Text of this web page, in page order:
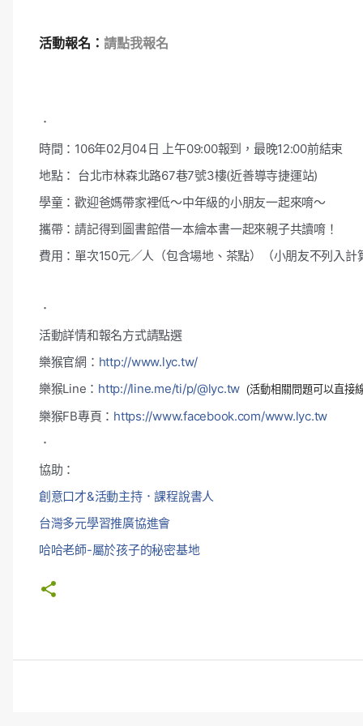
活動報名： 請點我報名
．
時間：106年02月04日 上午09:00報到，最晚12:00前結束
地點： 台北市林森北路67巷7號3樓(近善導寺捷運站)
學童：歡迎爸媽帶家裡低～中年級的小朋友一起來唷～
攜帶：請記得到圖書館借一本繪本書一起來親子共讀唷！
費用：單次150元／人（包含場地、茶點）（小朋友不列入計
．
活動詳情和報名方式請點選
樂猴官網： http://www.lyc.tw/
樂猴Line： http://line.me/ti/p/@lyc.tw (活動相關問題可以直接
樂猴FB專頁： https://www.facebook.com/www.lyc.tw
．
協助：
創意口才&活動主持．課程說書人
台灣多元學習推廣協進會
哈哈老師-屬於孩子的秘密基地